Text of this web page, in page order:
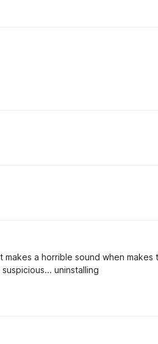
a horrible sound when makes
uninstalling